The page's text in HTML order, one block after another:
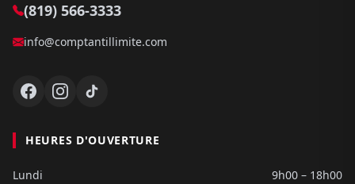
(819) 566-3333
info@comptantillimite.com
HEURES D'OUVERTURE
Lundi
9h00 – 18h00